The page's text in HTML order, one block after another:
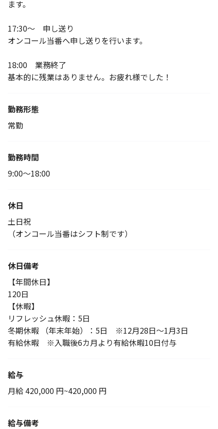
ます。
17:30～ 申し送り
オンコール当番へ申し送りを行います。
18:00 業務終了
基本的に残業はありません。お疲れ様でした！
勤務形態
常勤
勤務時間
9:00～18:00
休日
土日祝
（オンコール当番はシフト制です）
休日備考
【年間休日】
120日
【休暇】
リフレッシュ休暇：5日
冬期休暇 （年末年始）：5日 ※12月28日～1月3日
有給休暇 ※入職後6カ月より有給休暇10日付与
給与
月給 420,000 円~420,000 円
給与備考